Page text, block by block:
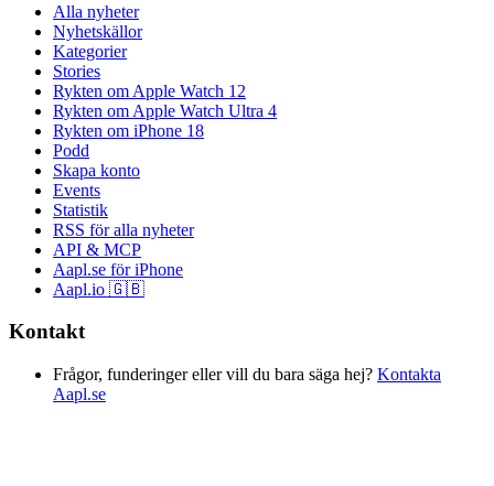
Alla nyheter
Nyhetskällor
Kategorier
Stories
Rykten om Apple Watch 12
Rykten om Apple Watch Ultra 4
Rykten om iPhone 18
Podd
Skapa konto
Events
Statistik
RSS för alla nyheter
API & MCP
Aapl.se för iPhone
Aapl.io 🇬🇧
Kontakt
Frågor, funderinger eller vill du bara säga hej? Kontakta
Aapl.se